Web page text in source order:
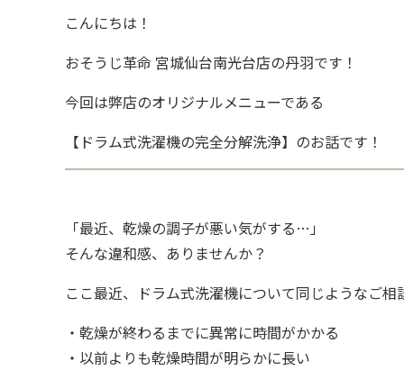
こんにちは！
おそうじ革命 宮城仙台南光台店の丹羽です！
今回は弊店のオリジナルメニューである
【ドラム式洗濯機の完全分解洗浄】のお話です！
「最近、乾燥の調子が悪い気がする…」
そんな違和感、ありませんか？
ここ最近、ドラム式洗濯機について同じようなご相
・乾燥が終わるまでに異常に時間がかかる
・以前よりも乾燥時間が明らかに長い